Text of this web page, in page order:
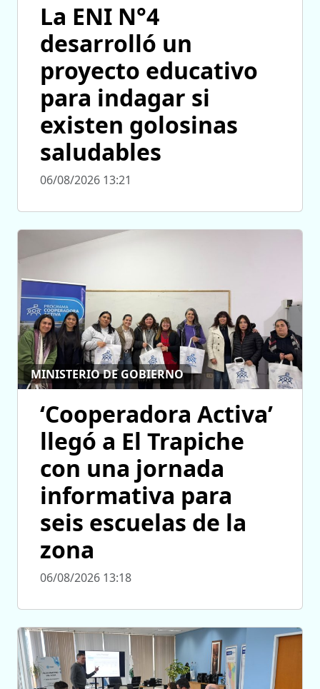
La ENI N°4
desarrolló un
proyecto educativo
para indagar si
existen golosinas
saludables
06/08/2026 13:21
MINISTERIO DE GOBIERNO
‘Cooperadora Activa’
llegó a El Trapiche
con una jornada
informativa para
seis escuelas de la
zona
06/08/2026 13:18